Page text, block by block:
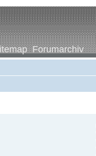
Forumarchiv